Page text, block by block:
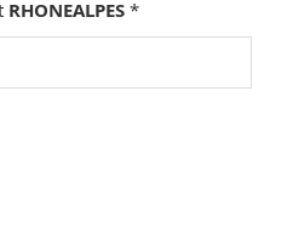
RHONEALPES *